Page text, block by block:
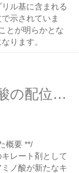
ル基に含まれる
示されていま
とが明らかとな
ります。
キレート剤としてのアミノ酸の配位子について
概要 **/
レート剤として
ノ酸が新たなキ